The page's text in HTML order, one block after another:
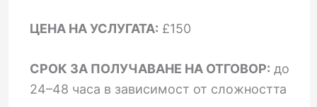
ЦЕНА НА УСЛУГАТА: £150
СРОК ЗА ПОЛУЧАВАНЕ НА ОТГОВОР: до
24–48 часа в зависимост от сложността